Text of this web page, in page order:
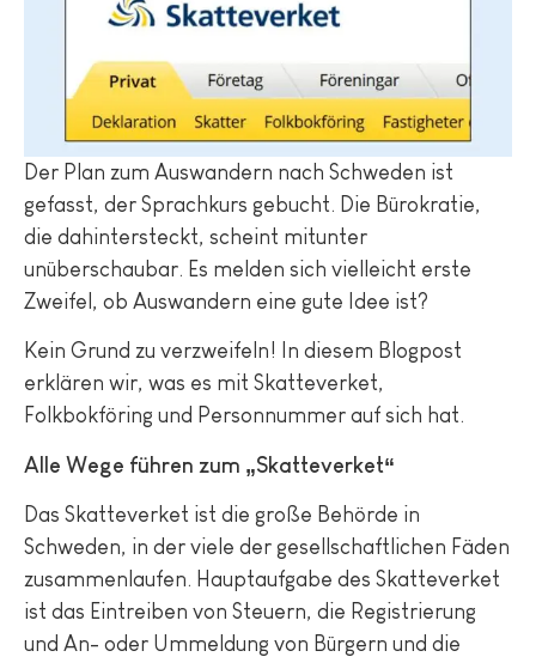
Der Plan zum Auswandern nach Schweden ist
gefasst, der Sprachkurs gebucht. Die Bürokratie,
die dahintersteckt, scheint mitunter
unüberschaubar. Es melden sich vielleicht erste
Zweifel, ob Auswandern eine gute Idee ist?
Kein Grund zu verzweifeln! In diesem Blogpost
erklären wir, was es mit Skatteverket,
Folkbokföring und Personnummer auf sich hat.
Alle Wege führen zum „Skatteverket“
Das Skatteverket ist die große Behörde in
Schweden, in der viele der gesellschaftlichen Fäden
zusammenlaufen. Hauptaufgabe des Skatteverket
ist das Eintreiben von Steuern, die Registrierung
und An- oder Ummeldung von Bürgern und die